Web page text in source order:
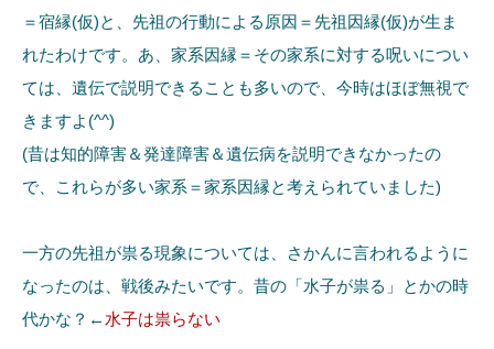
＝宿縁(仮)と、先祖の行動による原因＝先祖因縁(仮)が生ま
れたわけです。あ、家系因縁＝その家系に対する呪いについ
ては、遺伝で説明できることも多いので、今時はほぼ無視で
きますよ(^^)
(昔は知的障害＆発達障害＆遺伝病を説明できなかったの
で、これらが多い家系＝家系因縁と考えられていました)
一方の先祖が祟る現象については、さかんに言われるように
なったのは、戦後みたいです。昔の「水子が祟る」とかの時
代かな？← 水子は祟らない